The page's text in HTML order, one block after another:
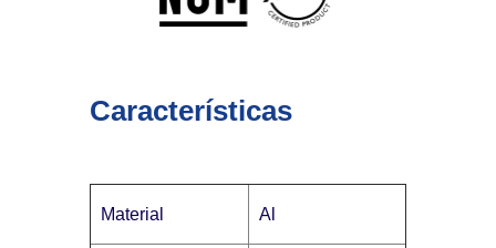
Características
Material Al